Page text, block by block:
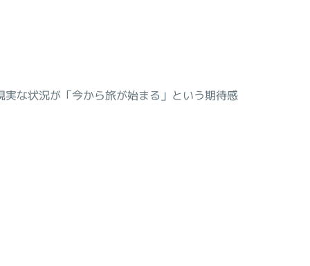
な状況が「今から旅が始まる」という期待感